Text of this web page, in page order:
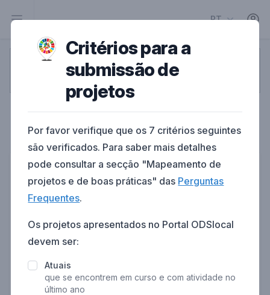
PT
3
Informação da pessoa de contacto do projeto
Primeiro nome
Último nome
E-mail
Critérios para a
submissão de
projetos
Por favor verifique que os 7 critérios seguintes
são verificados. Para saber mais detalhes
pode consultar a secção "Mapeamento de
projetos e de boas práticas" das Perguntas
Frequentes.
Os projetos apresentados no Portal ODSlocal
devem ser:
Atuais
que se encontrem em curso e com atividade no
último ano